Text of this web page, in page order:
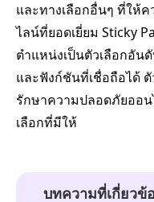
และทางเลือกอื่นๆ ที่ให้
ไลน์ที่ยอดเยี่ยม Sticky
ตำแหน่งเป็นตัวเลือกอัน
และฟังก์ชันที่เชื่อถือได้
รักษาความปลอดภัยออ
เลือกที่มีให้
บทความที่เกี่ยวข้